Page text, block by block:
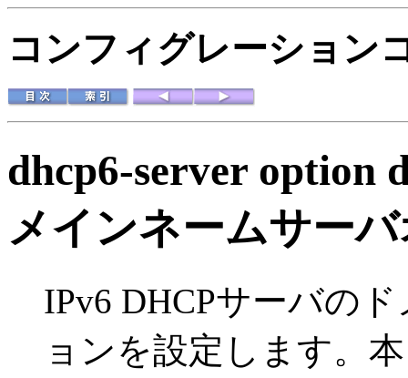
コンフィグレーション
dhcp6-server option
メインネームサー
IPv6 DHCPサーバの
ョンを設定します。